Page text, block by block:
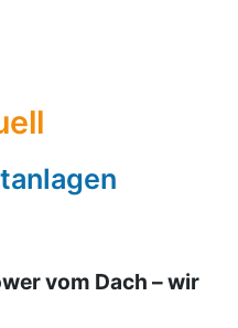
vom Dach – wir